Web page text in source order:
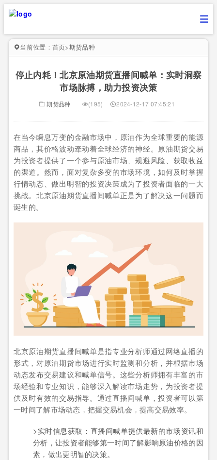
当前位置： 首页>期货品种
停止内耗！北京原油期货直播间喊单：实时洞察
市场脉搏，助力投资决策
期货品种 (195) 2024-12-17 07:45:21
在当今瞬息万变的金融市场中，原油作为全球重要的能源
商品，其价格波动牵动着全球经济的神经。原油期货交易
为投资者提供了一个参与原油市场、规避风险、获取收益
的渠道。然而，面对复杂多变的市场环境，如何及时掌握
行情动态、做出明智的投资决策成为了投资者面临的一大
挑战。北京原油期货直播间喊单正是为了解决这一问题而
诞生的。
北京原油期货直播间喊单是指专业分析师通过网络直播的
形式，对原油期货市场进行实时监测和分析，并根据市场
动态发布交易建议和喊单信号。这些分析师拥有丰富的市
场经验和专业知识，能够深入解读市场走势，为投资者提
供及时有效的交易指导。通过直播间喊单，投资者可以第
一时间了解市场动态，把握交易机会，提高交易效率。
>实时信息获取：直播间喊单提供最新的市场资讯和
分析，让投资者能够第一时间了解影响原油价格的因
素，做出更明智的决策。